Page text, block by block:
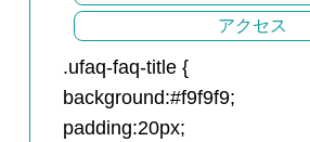
アクセス
.ufaq-faq-title {
background:#f9f9f9;
padding:20px;